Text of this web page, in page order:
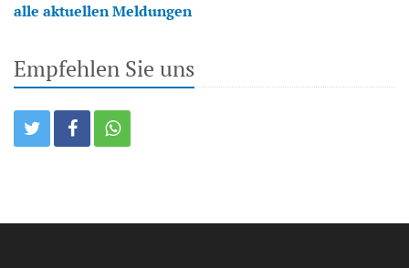
alle aktuellen Meldungen
Empfehlen Sie uns